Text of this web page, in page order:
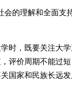
的理解和全面支
时，既要关注大学
评价周期不能过
国家和民族长远